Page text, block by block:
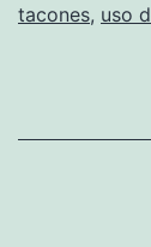
tacones, uso